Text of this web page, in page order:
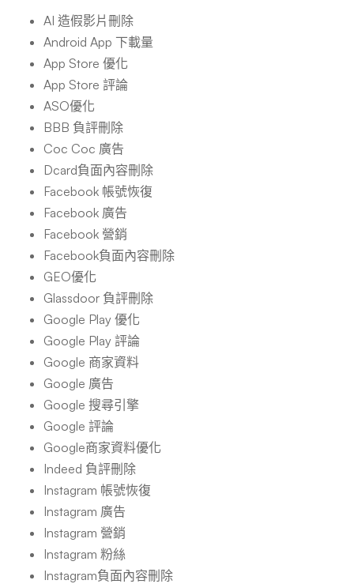
AI 造假影片刪除
Android App 下載量
App Store 優化
App Store 評論
ASO優化
BBB 負評刪除
Coc Coc 廣告
Dcard負面內容刪除
Facebook 帳號恢復
Facebook 廣告
Facebook 營銷
Facebook負面內容刪除
GEO優化
Glassdoor 負評刪除
Google Play 優化
Google Play 評論
Google 商家資料
Google 廣告
Google 搜尋引擎
Google 評論
Google商家資料優化
Indeed 負評刪除
Instagram 帳號恢復
Instagram 廣告
Instagram 營銷
Instagram 粉絲
Instagram負面內容刪除